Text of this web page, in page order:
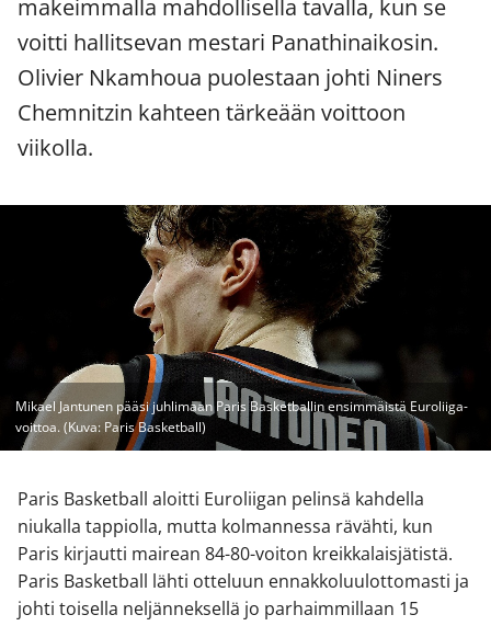
makeimmalla mahdollisella tavalla, kun se
voitti hallitsevan mestari Panathinaikosin.
Olivier Nkamhoua puolestaan johti Niners
Chemnitzin kahteen tärkeään voittoon
viikolla.
Mikael Jantunen pääsi juhlimaan Paris Basketballin ensimmäistä Euroliiga-
voittoa. (Kuva: Paris Basketball)
Paris Basketball aloitti Euroliigan pelinsä kahdella
niukalla tappiolla, mutta kolmannessa rävähti, kun
Paris kirjautti mairean 84-80-voiton kreikkalaisjätistä.
Paris Basketball lähti otteluun ennakkoluulottomasti ja
johti toisella neljänneksellä jo parhaimmillaan 15